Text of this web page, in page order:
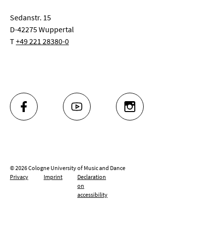
Sedanstr. 15
D-42275 Wuppertal
T+49 221 28380-0
FACEBOOK YOUTUBE INSTAGRAM
© 2026 Cologne University of Music and Dance
Privacy
Imprint
Declaration
on
accessibility